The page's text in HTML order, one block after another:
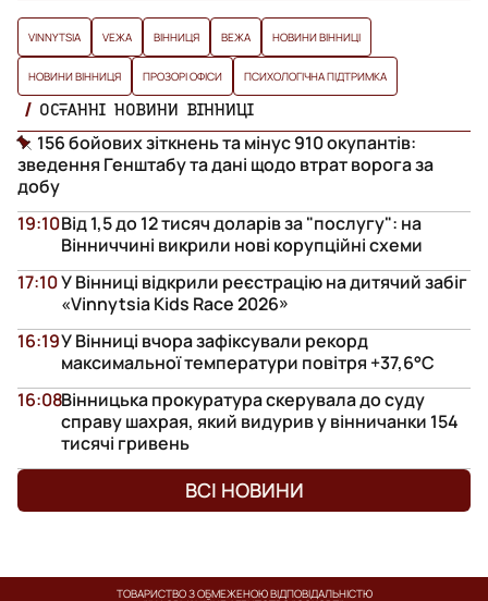
VINNYTSIA VЕЖА ВІННИЦЯ ВЕЖА НОВИНИ ВІННИЦІ
НОВИНИ ВІННИЦЯ ПРОЗОРІ ОФІСИ ПСИХОЛОГІЧНА ПІДТРИМКА
ОСТАННІ НОВИНИ ВІННИЦІ
156 бойових зіткнень та мінус 910 окупантів:
зведення Генштабу та дані щодо втрат ворога за
добу
Від 1,5 до 12 тисяч доларів за "послугу": на
Вінниччині викрили нові корупційні схеми
19:10
У Вінниці відкрили реєстрацію на дитячий забіг
«Vinnytsia Kids Race 2026»
17:10
У Вінниці вчора зафіксували рекорд
максимальної температури повітря +37,6°С
16:19
Вінницька прокуратура скерувала до суду
справу шахрая, який видурив у вінничанки 154
тисячі гривень
16:08
ВСІ НОВИНИ
ТОВАРИСТВО З ОБМЕЖЕНОЮ ВІДПОВІДАЛЬНІСТЮ